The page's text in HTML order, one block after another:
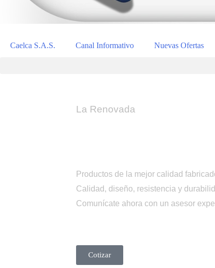
Caelca S.A.S. Canal Informativo Nuevas Ofertas
La Renovada
Productos de la mejor calidad
Calidad, diseño, resistencia y
Comunícate ahora con un asesor
Cotizar